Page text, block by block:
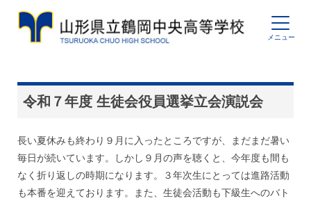
令和７年度 生徒会役員選挙立会演説会
長い夏休みも終わり９月に入ったところですが、まだまだ暑い
毎日が続いています。しかし９月の声を聴くと、今年度も間も
なく折り返しの時期になります。３年次生にとっては進路活動
も本番を迎えております。また、生徒会活動も下級生へのバト